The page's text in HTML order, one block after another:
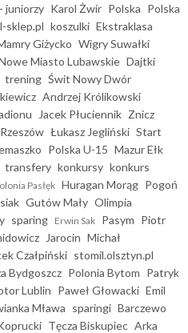
juniorzy Karol Żwir Polska Polska
sklep.pl koszulki Ekstraklasa
Giżycko Wigry Suwałki
Miasto Lubawskie Dajtki
trening Świt Nowy Dwór
Andrzej Królikowski
Jacek Płuciennik Znicz
Łukasz Jegliński Start
Polska U-15 Mazur Ełk
transfery konkursy konkurs
Pasłęk Huragan Morąg Pogoń
Gutów Mały Olimpia
sparing Erwin Sak Pasym Piotr
Jarocin Michał
Czałpiński stomil.olsztyn.pl
Bydgoszcz Polonia Bytom Patryk
Lublin Paweł Głowacki Emil
Mława sparingi Barczewo
Tęcza Biskupiec Arka